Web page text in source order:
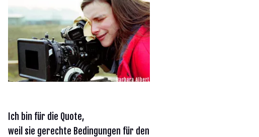
Ich bin für die Quote,
weil sie gerechte Bedingungen für den